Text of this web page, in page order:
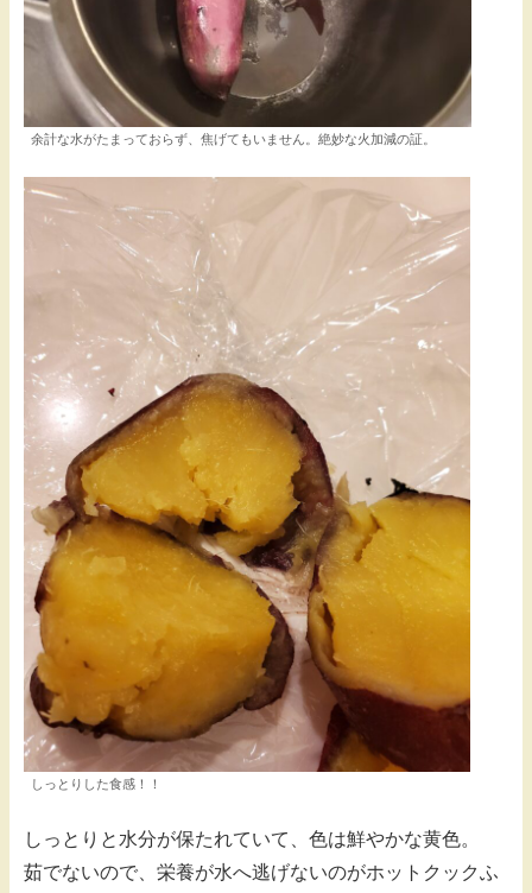
余計な水がたまっておらず、焦げてもいません。絶妙な火加減の証。
しっとりした食感！！
しっとりと水分が保たれていて、色は鮮やかな黄色。
茹でないので、栄養が水へ逃げないのがホットクックふ